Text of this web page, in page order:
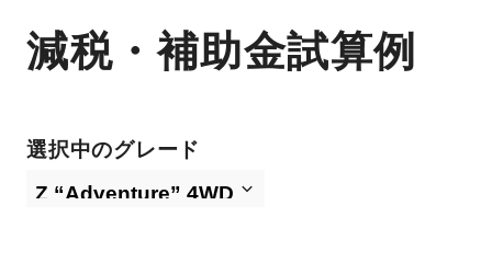
減税・補助金試算例
選択中のグレード